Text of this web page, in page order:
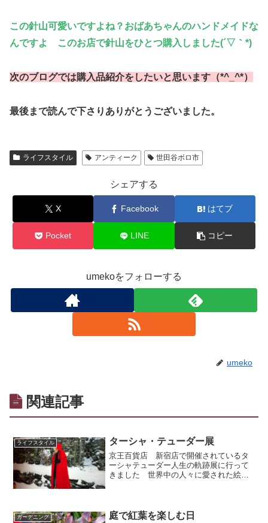
この針山可愛いですよね？おばあちゃんのハンドメイドな
んですよ このお店で針山をひとつ購入しました(´▽｀*)
次のブログでは購入品紹介をしたいと思います（*^_^*）
最後まで読んで下さりありがとうございました。
ライフスタイル アンティーク 世田谷ボロ市
シェアする
X Facebook はてブ
Pocket LINE コピー
umekoをフォローする
umeko
関連記事
ライフスタイル ターシャ・テューダー展
京王百貨店 新宿店で開催されているタ
ーシャテューダー人生の軌跡展に行って
きました 世界中の人々に愛された絵本
きましたよ
ガーデニング 庭で紅葉を楽しむ日